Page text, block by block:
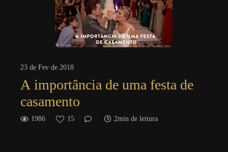
23 de Fev de 2018
A importância de uma festa de
casamento
1986 15 2min de leitura